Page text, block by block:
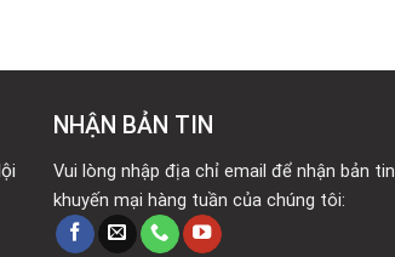
NHẬN BẢN TIN
Vui lòng nhập địa chỉ email để nhận bản tin
khuyến mại hàng tuần của chúng tôi: